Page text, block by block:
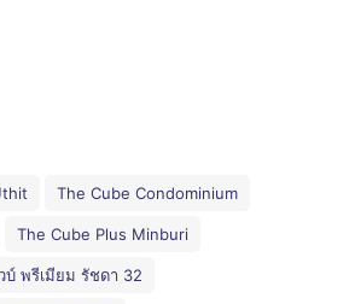
The Cube Condominium
The Cube Plus Minburi
บ์ พรีเมียม รัชดา 32